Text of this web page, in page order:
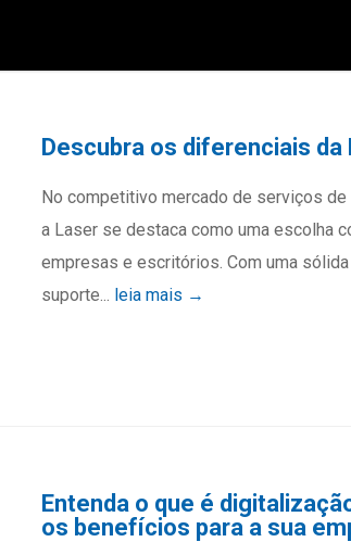
Descubra os diferenciais
No competitivo mercado de serviços
a Laser se destaca como uma escolha
empresas e escritórios. Com uma
suporte... leia mais →
Entenda o que é
os benefícios para a sua